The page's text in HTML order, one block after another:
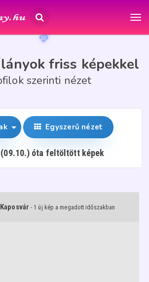
friss képekkel
szerinti nézet
Egyszerű nézet
(09.10.) óta feltöltött képek
- 1 új kép a megadott időszakban